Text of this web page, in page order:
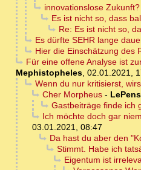
innovationslose Zukunft?
Es ist nicht so, dass
Re: Es ist nicht so,
Es dürfte SEHR lange
Hier die Einschätzung des
Für eine offene Analyse ist
Mephistopheles, 02.01.2021,
Wenn du nur kritisierst,
Cher Morpheus-
Gastbeiträge finde ich
Ich möchte doch gar
03.01.2021, 08:47
Da hast du aber den
Stimmt. Habe ich
Eigentum ist